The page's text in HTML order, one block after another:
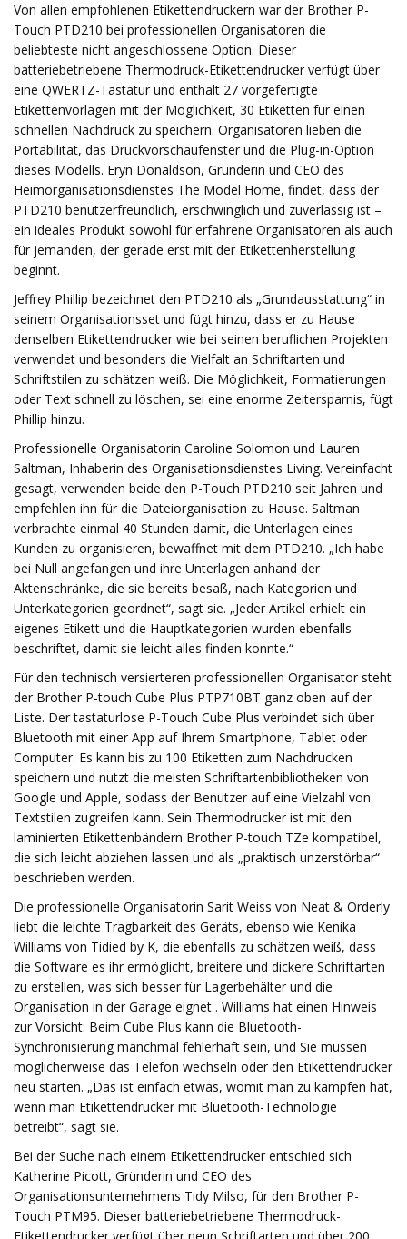
Von allen empfohlenen Etikettendruckern war der Brother P-
Touch PTD210 bei professionellen Organisatoren die
beliebteste nicht angeschlossene Option. Dieser
batteriebetriebene Thermodruck-Etikettendrucker verfügt über
eine QWERTZ-Tastatur und enthält 27 vorgefertigte
Etikettenvorlagen mit der Möglichkeit, 30 Etiketten für einen
schnellen Nachdruck zu speichern. Organisatoren lieben die
Portabilität, das Druckvorschaufenster und die Plug-in-Option
dieses Modells. Eryn Donaldson, Gründerin und CEO des
Heimorganisationsdienstes The Model Home, findet, dass der
PTD210 benutzerfreundlich, erschwinglich und zuverlässig ist –
ein ideales Produkt sowohl für erfahrene Organisatoren als auch
für jemanden, der gerade erst mit der Etikettenherstellung
beginnt.
Jeffrey Phillip bezeichnet den PTD210 als „Grundausstattung“ in
seinem Organisationsset und fügt hinzu, dass er zu Hause
denselben Etikettendrucker wie bei seinen beruflichen Projekten
verwendet und besonders die Vielfalt an Schriftarten und
Schriftstilen zu schätzen weiß. Die Möglichkeit, Formatierungen
oder Text schnell zu löschen, sei eine enorme Zeitersparnis, fügt
Phillip hinzu.
Professionelle Organisatorin Caroline Solomon und Lauren
Saltman, Inhaberin des Organisationsdienstes Living. Vereinfacht
gesagt, verwenden beide den P-Touch PTD210 seit Jahren und
empfehlen ihn für die Dateiorganisation zu Hause. Saltman
verbrachte einmal 40 Stunden damit, die Unterlagen eines
Kunden zu organisieren, bewaffnet mit dem PTD210. „Ich habe
bei Null angefangen und ihre Unterlagen anhand der
Aktenschränke, die sie bereits besaß, nach Kategorien und
Unterkategorien geordnet“, sagt sie. „Jeder Artikel erhielt ein
eigenes Etikett und die Hauptkategorien wurden ebenfalls
beschriftet, damit sie leicht alles finden konnte.“
Für den technisch versierteren professionellen Organisator steht
der Brother P-touch Cube Plus PTP710BT ganz oben auf der
Liste. Der tastaturlose P-Touch Cube Plus verbindet sich über
Bluetooth mit einer App auf Ihrem Smartphone, Tablet oder
Computer. Es kann bis zu 100 Etiketten zum Nachdrucken
speichern und nutzt die meisten Schriftartenbibliotheken von
Google und Apple, sodass der Benutzer auf eine Vielzahl von
Textstilen zugreifen kann. Sein Thermodrucker ist mit den
laminierten Etikettenbändern Brother P-touch TZe kompatibel,
die sich leicht abziehen lassen und als „praktisch unzerstörbar“
beschrieben werden.
Die professionelle Organisatorin Sarit Weiss von Neat & Orderly
liebt die leichte Tragbarkeit des Geräts, ebenso wie Kenika
Williams von Tidied by K, die ebenfalls zu schätzen weiß, dass
die Software es ihr ermöglicht, breitere und dickere Schriftarten
zu erstellen, was sich besser für Lagerbehälter und die
Organisation in der Garage eignet . Williams hat einen Hinweis
zur Vorsicht: Beim Cube Plus kann die Bluetooth-
Synchronisierung manchmal fehlerhaft sein, und Sie müssen
möglicherweise das Telefon wechseln oder den Etikettendrucker
neu starten. „Das ist einfach etwas, womit man zu kämpfen hat,
wenn man Etikettendrucker mit Bluetooth-Technologie
betreibt“, sagt sie.
Bei der Suche nach einem Etikettendrucker entschied sich
Katherine Picott, Gründerin und CEO des
Organisationsunternehmens Tidy Milso, für den Brother P-
Touch PTM95. Dieser batteriebetriebene Thermodruck-